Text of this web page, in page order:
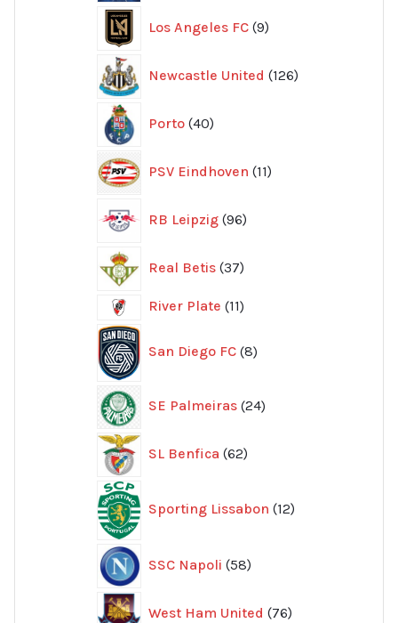
Los Angeles FC 9
produkter
Newcastle United 126
produkter
Porto 40
produkter
PSV Eindhoven 11
produkter
RB Leipzig 96
produkter
Real Betis 37
produkter
River Plate 1111
San Diego FC 8produkter
SE Palmeiras 24
produkter
SL Benfica 62
produkter
Sporting Lissabon 12produkter
SSC Napoli 58
produkter
West Ham United 76